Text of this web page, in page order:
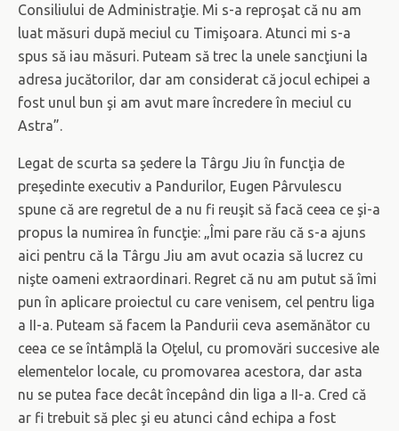
Consiliului de Administraţie. Mi s-a reproşat că nu am
luat măsuri după meciul cu Timişoara. Atunci mi s-a
spus să iau măsuri. Puteam să trec la unele sancţiuni la
adresa jucătorilor, dar am considerat că jocul echipei a
fost unul bun şi am avut mare încredere în meciul cu
Astra”.
Legat de scurta sa şedere la Târgu Jiu în funcţia de
preşedinte executiv a Pandurilor, Eugen Pârvulescu
spune că are regretul de a nu fi reuşit să facă ceea ce şi-a
propus la numirea în funcţie: „Îmi pare rău că s-a ajuns
aici pentru că la Târgu Jiu am avut ocazia să lucrez cu
nişte oameni extraordinari. Regret că nu am putut să îmi
pun în aplicare proiectul cu care venisem, cel pentru liga
a II-a. Puteam să facem la Pandurii ceva asemănător cu
ceea ce se întâmplă la Oţelul, cu promovări succesive ale
elementelor locale, cu promovarea acestora, dar asta
nu se putea face decât începând din liga a II-a. Cred că
ar fi trebuit să plec şi eu atunci când echipa a fost